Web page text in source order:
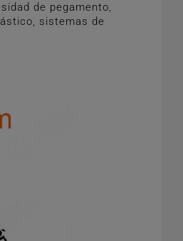
de pegamento,
sistemas de